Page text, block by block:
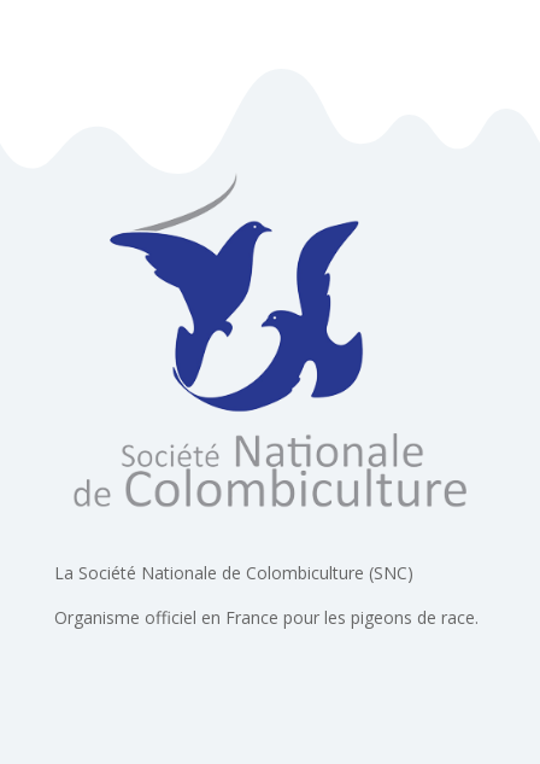
La Société Nationale de Colombiculture (SNC)
Organisme officiel en France pour les pigeons de race.